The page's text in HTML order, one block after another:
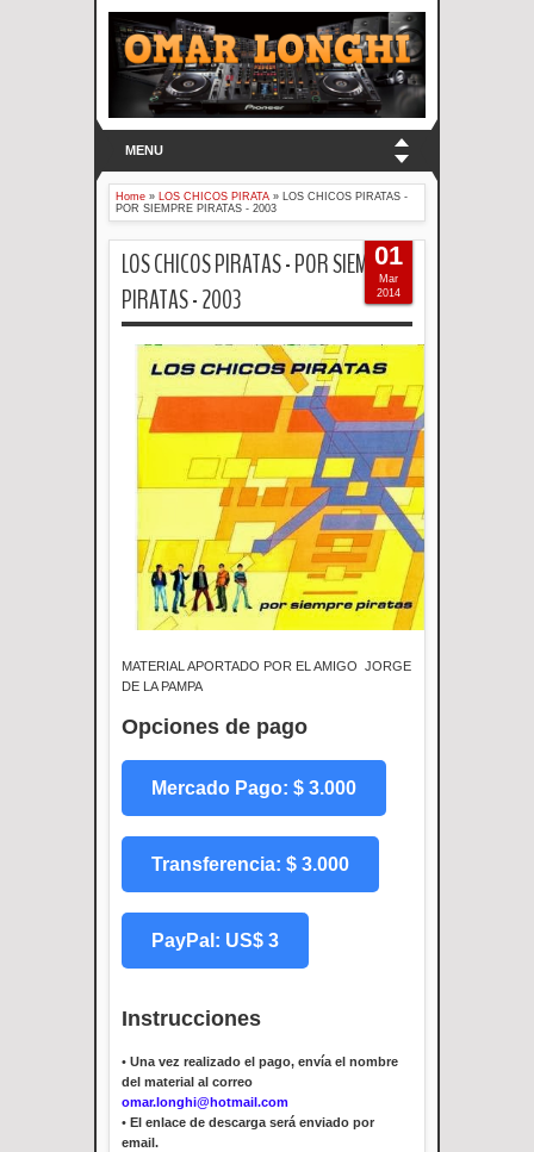
MENU
Home » LOS CHICOS PIRATA »
LOS CHICOS PIRATAS -
POR SIEMPRE PIRATAS - 2003
LOS CHICOS PIRATAS - POR SIEMPRE
PIRATAS - 2003
MATERIAL APORTADO POR EL AMIGO JORGE
DE LA PAMPA
Opciones de pago
Mercado Pago: $ 3.000
Transferencia: $ 3.000
PayPal: US$ 3
Instrucciones
• Una vez realizado el pago, envía el nombre
del material al correo
omar.longhi@hotmail.com
• El enlace de descarga será enviado por
email.
01
Mar
2014